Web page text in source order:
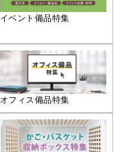
イベント備品特集
オフィス備品特集